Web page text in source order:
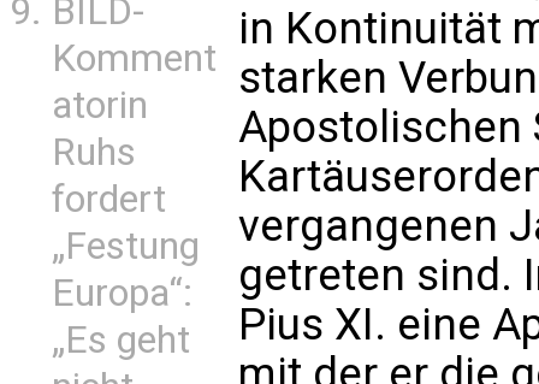
BILD-
Komment
atorin
Ruhs
fordert
„Festung
Europa“:
„Es geht
in Kontinuität
starken
Apostolischen
vergangenen
getreten sind.
Pius XI. eine